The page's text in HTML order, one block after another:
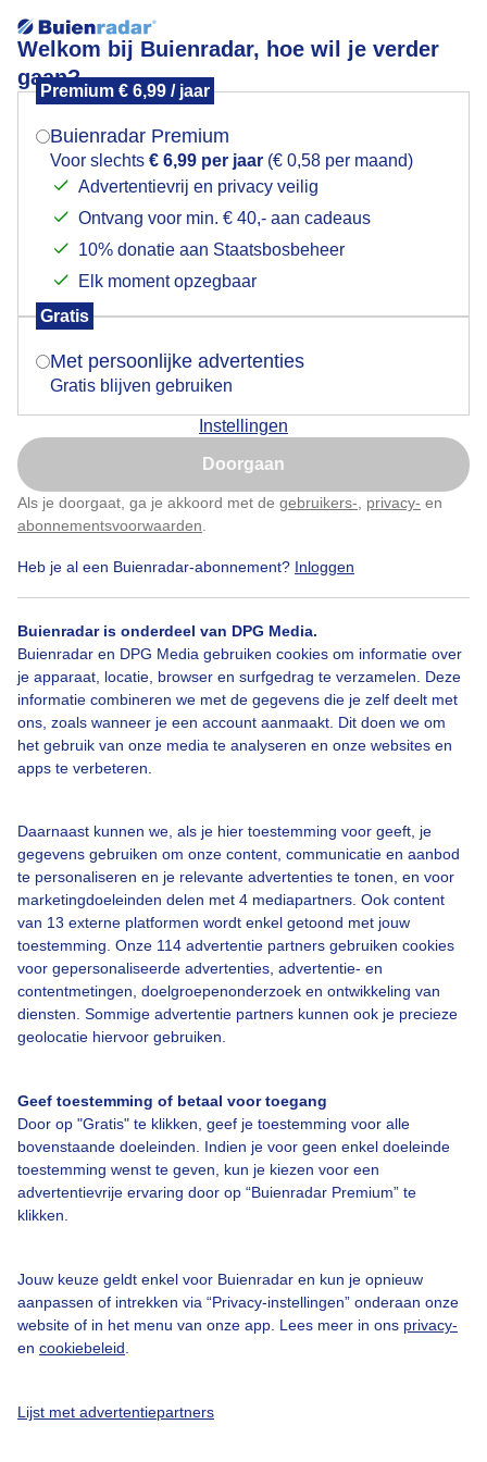
Welkom bij Buienradar, hoe wil je verder
gaan?
Premium € 6,99 / jaar
Buienradar Premium
Voor slechts € 6,99 per jaar (€ 0,58 per maand)
Advertentievrij en privacy veilig
Ontvang voor min. € 40,- aan cadeaus
10% donatie aan Staatsbosbeheer
Elk moment opzegbaar
Gratis
Met persoonlijke advertenties
Gratis blijven gebruiken
Instellingen
Doorgaan
Als je doorgaat, ga je akkoord met de gebruikers- privacy- en
abonnementsvoorwaarden
Heb je al een Buienradar-abonnement? Inloggen
Buienradar is onderdeel van DPG Media.
Buienradar en DPG Media gebruiken cookies om informatie over
je apparaat, locatie, browser en surfgedrag te verzamelen. Deze
informatie combineren we met de gegevens die je zelf deelt met
ons, zoals wanneer je een account aanmaakt. Dit doen we om
het gebruik van onze media te analyseren en onze websites en
apps te verbeteren.
Daarnaast kunnen we, als je hier toestemming voor geeft, je
gegevens gebruiken om onze content, communicatie en aanbod
te personaliseren en je relevante advertenties te tonen, en voor
marketingdoeleinden delen met 4 mediapartners. Ook content
van 13 externe platformen wordt enkel getoond met jouw
toestemming. Onze 114 advertentie partners gebruiken cookies
voor gepersonaliseerde advertenties, advertentie- en
contentmetingen, doelgroepenonderzoek en ontwikkeling van
diensten. Sommige advertentie partners kunnen ook je precieze
geolocatie hiervoor gebruiken.
Geef toestemming of betaal voor toegang
Door op "Gratis" te klikken, geef je toestemming voor alle
bovenstaande doeleinden. Indien je voor geen enkel doeleinde
toestemming wenst te geven, kun je kiezen voor een
advertentievrije ervaring door op “Buienradar Premium” te
klikken.
Jouw keuze geldt enkel voor Buienradar en kun je opnieuw
aanpassen of intrekken via “Privacy-instellingen” onderaan onze
website of in het menu van onze app. Lees meer in ons privacy-
en cookiebeleid
Lijst met advertentiepartners
Opklaringen
Door: Ton Wesselius Gemaakt: 13-06-2026, 42x bekeken
Een moment geduld aub...
Over Buienradar
Bedrijfsgegevens
Veelgestelde vragen
Contact
Gebruikersvoorwaarden
Adverteren
Buienradar Team
Privacy beleid
Privacy instellingen
Gratis weerdata
Buienradar
Mogen we je locatie gebruiken voor het
Indien je hier nog geen akkoord op hebt gegeven,
verschijnt er zo een pop-up uit je browser waarin
Is goed, toon de popup
Nu niet, misschien later
Klik hierom dit aan te passen